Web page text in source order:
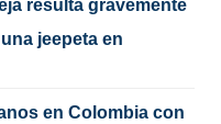
resulta gravemente
jeepeta en
en Colombia con